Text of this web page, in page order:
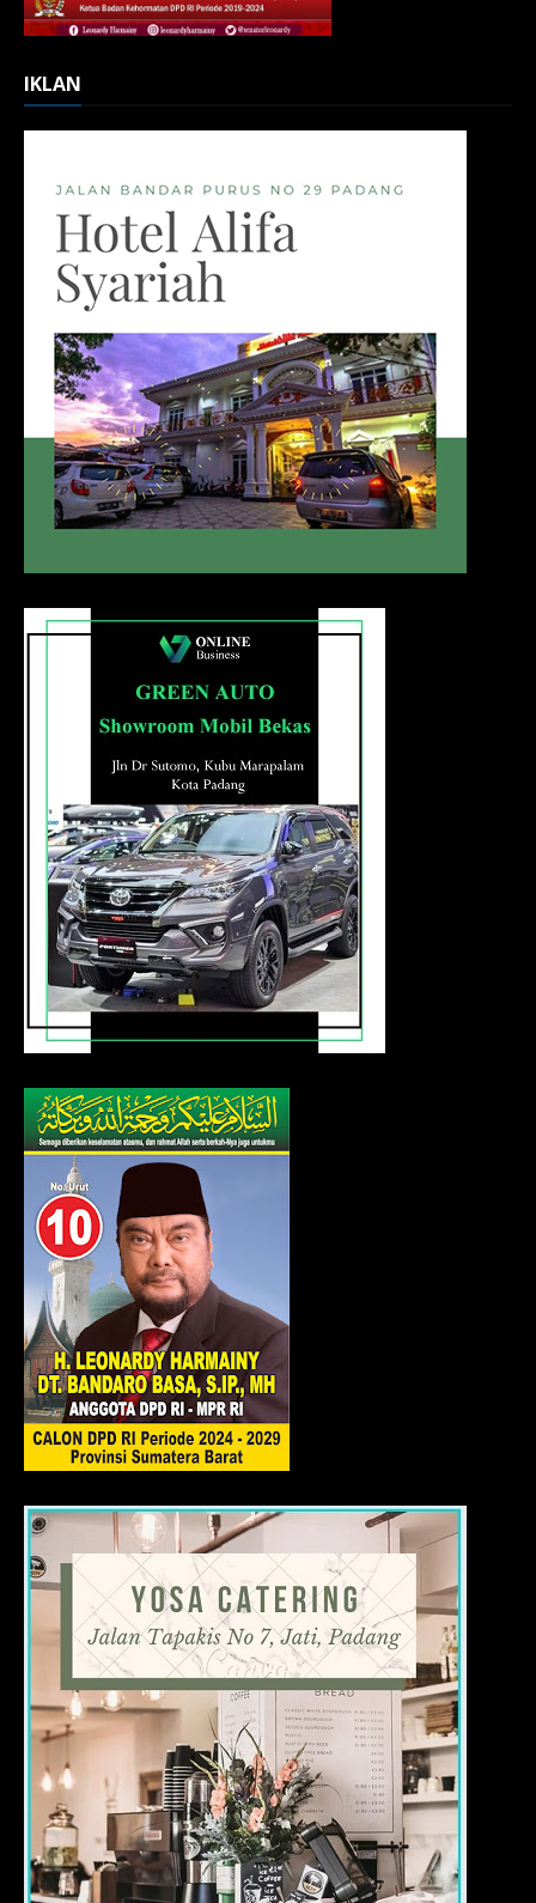
IKLAN